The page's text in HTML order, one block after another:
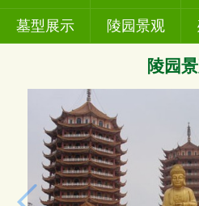
墓型展示 陵园景观
陵园